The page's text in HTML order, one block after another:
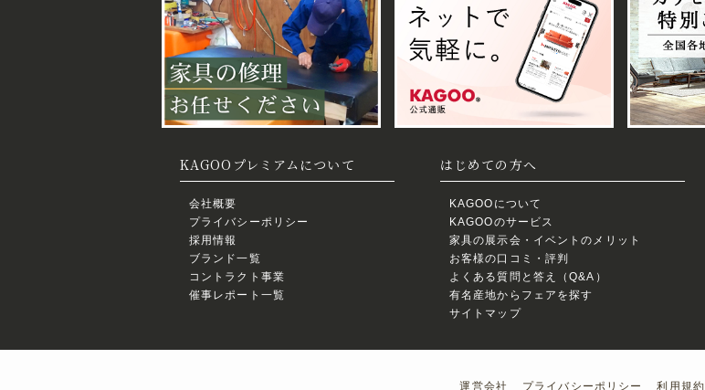
KAGOOプレミアムについて
会社概要
プライバシーポリシー
採用情報
ブランド一覧
コントラクト事業
催事レポート一覧
はじめての方へ
KAGOOについて
KAGOOのサービス
家具の展示会・イベントのメリット
お客様の口コミ・評判
よくある質問と答え（Q&A）
有名産地からフェアを探す
サイトマップ
運営会社 プライバシーポリシー 利用規約